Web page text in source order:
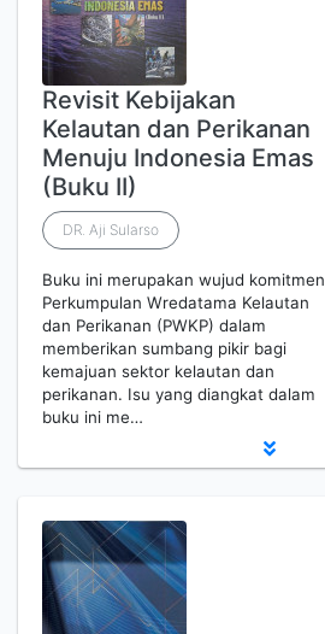
Revisit Kebijakan
Kelautan dan Perikanan
Menuju Indonesia Emas
(Buku II)
DR. Aji Sularso
Buku ini merupakan wujud komitmen
Perkumpulan Wredatama Kelautan
dan Perikanan (PWKP) dalam
memberikan sumbang pikir bagi
kemajuan sektor kelautan dan
perikanan. Isu yang diangkat dalam
buku ini me…